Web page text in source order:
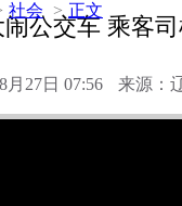
社会 > 正文
公交车 乘客
月27日 07:56 来源：